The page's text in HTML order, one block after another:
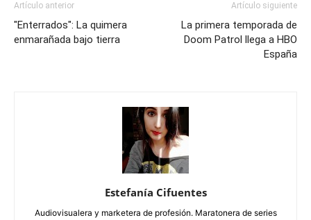
Artículo anterior
"Enterrados": La quimera
enmarañada bajo tierra
Artículo siguiente
La primera temporada de
Doom Patrol llega a HBO
España
Estefanía Cifuentes
Audiovisualera y marketera de profesión. Maratonera de series